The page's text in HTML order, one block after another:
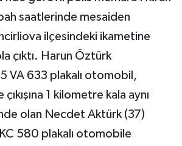
saatlerinde mesaiden
ilçesindeki ikametine
çıktı. Harun Öztürk
VA 633 plakalı otomobil,
1 kilometre kala aynı
olan Necdet Aktürk (37)
580 plakalı otomobile